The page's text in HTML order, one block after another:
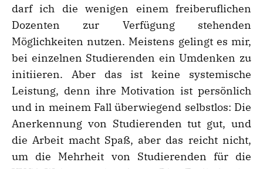
darf ich die wenigen einem freiberuflichen
Dozenten zur Verfügung stehenden
Möglichkeiten nutzen. Meistens gelingt es mir,
bei einzelnen Studierenden ein Umdenken zu
initiieren. Aber das ist keine systemische
Leistung, denn ihre Motivation ist persönlich
und in meinem Fall überwiegend selbstlos: Die
Anerkennung von Studierenden tut gut, und
die Arbeit macht Spaß, aber das reicht nicht,
um die Mehrheit von Studierenden für die